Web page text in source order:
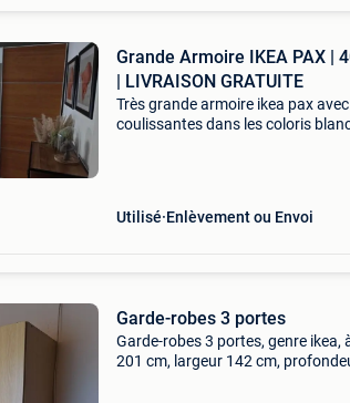
Grande Armoire IKEA PAX |
| LIVRAISON GRATUITE
Très grande armoire ikea pax
coulissantes dans les coloris
Utilisé Enlèvement ou Envoi
Garde-robes 3 portes
Garde-robes 3 portes, genre ikea,
201 cm, largeur 142 cm,